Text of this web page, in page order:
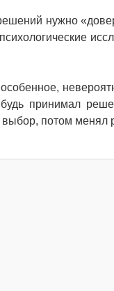
нужно
принимал
выбор, потом